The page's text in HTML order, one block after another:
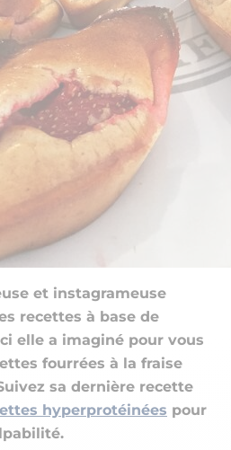
et instagrameuse
recettes à base de
elle a imaginé pour vous
fourrées à la fraise
sa dernière recette
hyperprotéinées pour